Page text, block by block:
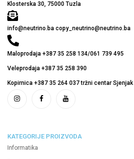
Klosterska 30, 75000 Tuzla
info@neutrino.ba copy_neutrino@neutrino.ba
Maloprodaja +387 35 258 134/061 739 495
Veleprodaja +387 35 258 390
Kopirnica +387 35 264 037 tržni centar Sjenjak
KATEGORIJE PROIZVODA
Informatika